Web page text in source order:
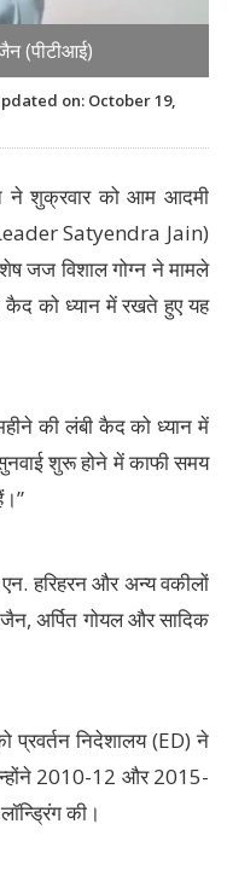
(पीटीआई)
on: October 19,
ने शुक्रवार को आम आदमी
Satyendra Jain)
जज विशाल गोग्न ने मामले
कैद को ध्यान में रखते हुए यह
की लंबी कैद को ध्यान में
शुरू होने में काफी समय
हरिहरन और अन्य वकीलों
अर्पित गोयल और सादिक
निदेशालय (ED) ने
2010-12 और 2015-
की।